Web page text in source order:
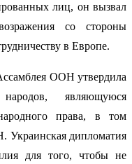
лиц, он вызвал
со стороны
в Европе.
ООН утвердила
являющуюся
права, в том
Украинская дипломатия
для того, чтобы не